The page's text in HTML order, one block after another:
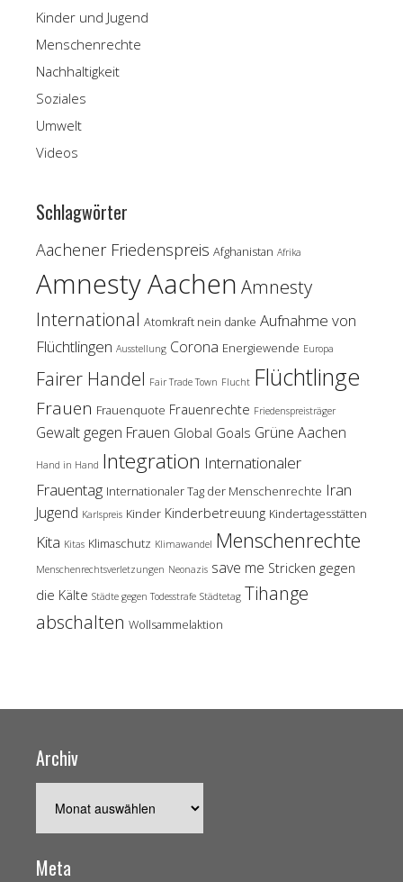
Kinder und Jugend
Menschenrechte
Nachhaltigkeit
Soziales
Umwelt
Videos
Schlagwörter
Aachener Friedenspreis Afghanistan Afrika
Amnesty Aachen Amnesty
International Atomkraft nein danke Aufnahme von
Flüchtlingen Ausstellung Corona Energiewende Europa
Fairer Handel Fair Trade Town Flucht Flüchtlinge
Frauen Frauenquote Frauenrechte Friedenspreisträger
Gewalt gegen Frauen Global Goals Grüne Aachen
Hand in Hand Integration Internationaler
Frauentag Internationaler Tag der Menschenrechte Iran
Jugend Karlspreis Kinder Kinderbetreuung Kindertagesstätten
Kita Kitas Klimaschutz Klimawandel Menschenrechte
Menschenrechtsverletzungen Neonazis save me Stricken gegen
die Kälte Städte gegen Todesstrafe Städtetag Tihange
abschalten Wollsammelaktion
Archiv
Meta